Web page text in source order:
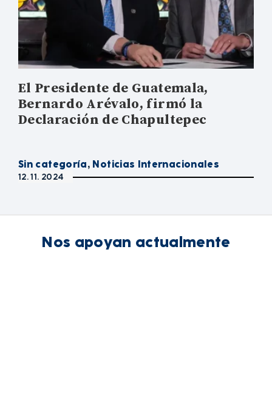
El Presidente de Guatemala,
Bernardo Arévalo, firmó la
Declaración de Chapultepec
Sin categoría, Noticias Internacionales
12. 11. 2024
Nos apoyan actualmente